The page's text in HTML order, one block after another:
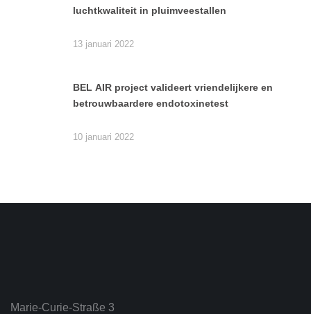
luchtkwaliteit in pluimveestallen
13 januari 2022
BEL AIR project valideert vriendelijkere en
betrouwbaardere endotoxinetest
10 januari 2022
Marie-Curie-Straße 3